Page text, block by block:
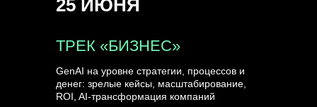
ТРЕК «БИЗНЕС»
GenAI на уровне стратегии, процессов и
денег: зрелые кейсы, масштабирование,
ROI, AI-трансформация компаний
25 ИЮНЯ
УЗНАТЬ БОЛЬШЕ